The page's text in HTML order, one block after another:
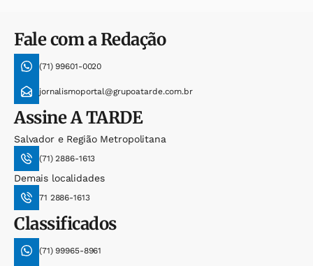
Fale com a Redação
(71) 99601-0020
jornalismoportal@grupoatarde.com.br
AssineA TARDE
Salvador e Região Metropolitana
(71) 2886-1613
Demais localidades
71 2886-1613
Classificados
(71) 99965-8961